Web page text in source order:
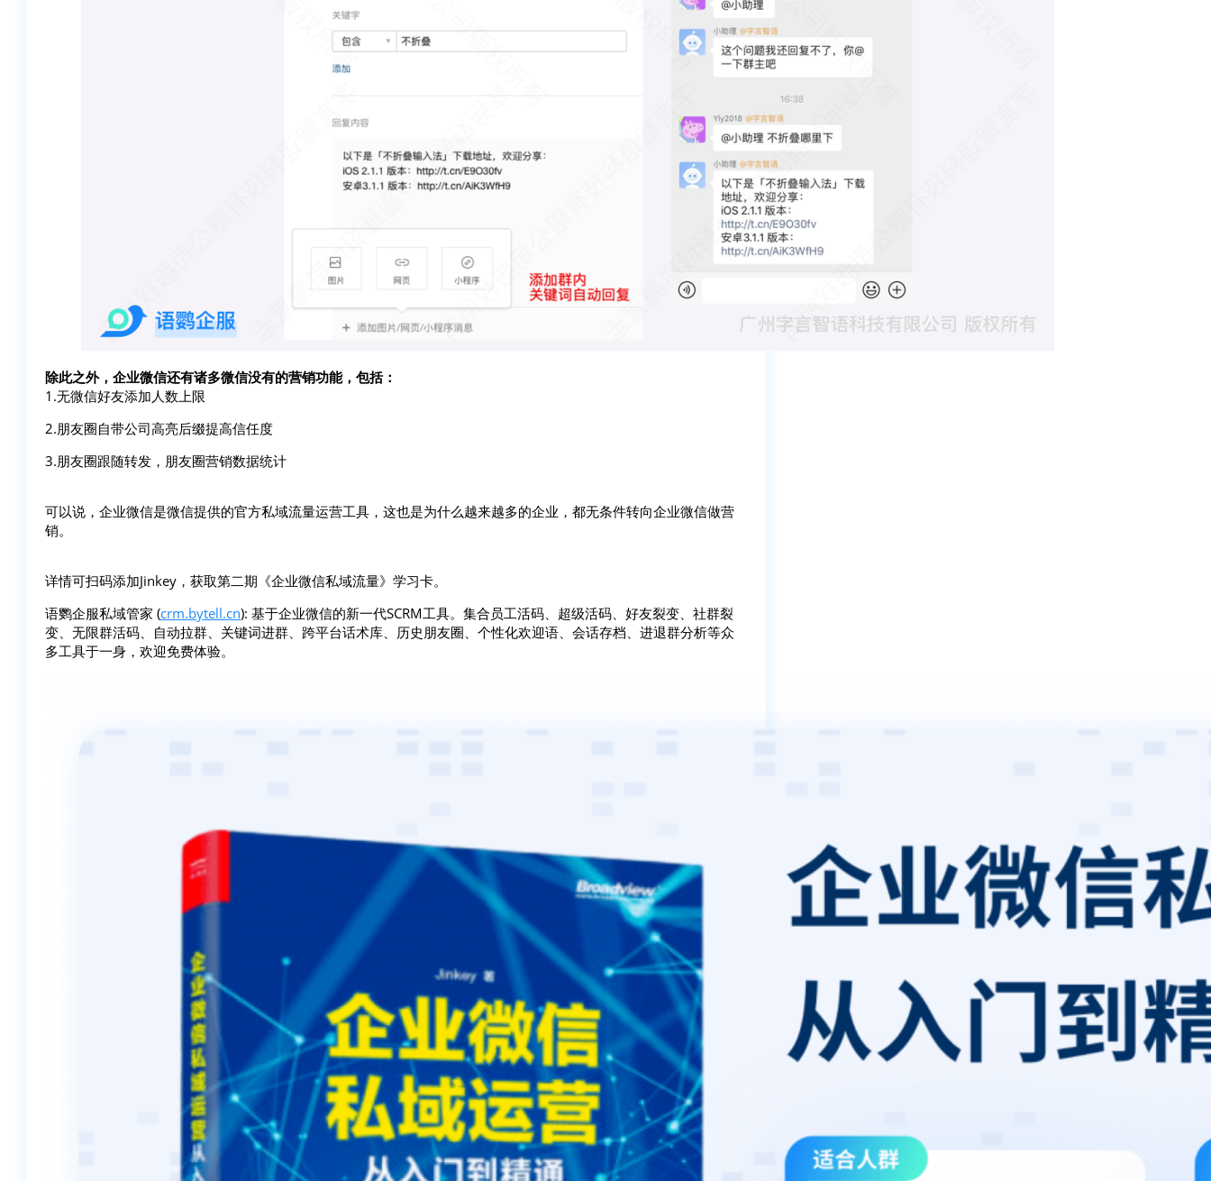
除此之外，企业微信还有诸多微信没有的营销功能，包括：
1.无微信好友添加人数上限
2.朋友圈自带公司高亮后缀提高信任度
3.朋友圈跟随转发，朋友圈营销数据统计
可以说，企业微信是微信提供的官方私域流量运营工具，这也是为什么越来越多的企业，都无条件转向企业微信做营
销。
详情可扫码添加Jinkey，获取第二期《企业微信私域流量》学习卡。
语鹦企服私域管家 (crm.bytell.cn): 基于企业微信的新一代SCRM工具。集合员工活码、超级活码、好友裂变、社群裂
变、无限群活码、自动拉群、关键词进群、跨平台话术库、历史朋友圈、个性化欢迎语、会话存档、进退群分析等众
多工具于一身，欢迎免费体验。